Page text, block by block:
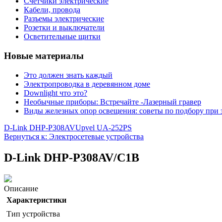
Кабели, провода
Разъемы электрические
Розетки и выключатели
Осветительные щитки
Новые материалы
Это должен знать каждый
Электропроводка в деревянном доме
Downlight что это?
Необычные приборы: Встречайте -Лазерный гравер
Виды железных опор освещения: советы по подбору при
D-Link DHP-P308AVUpvel UA-252PS
Вернуться к: Электросетевые устройства
D-Link DHP-P308AV/C1B
Описание
Характеристики
Тип устройства